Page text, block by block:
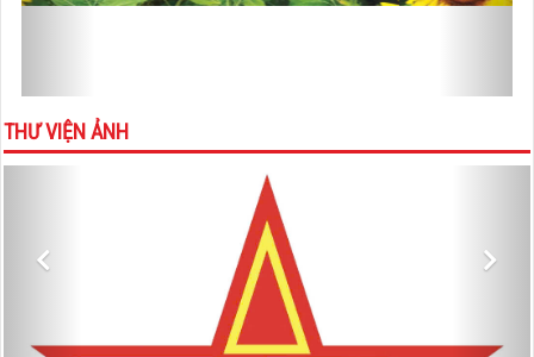
THƯ VIỆN ẢNH